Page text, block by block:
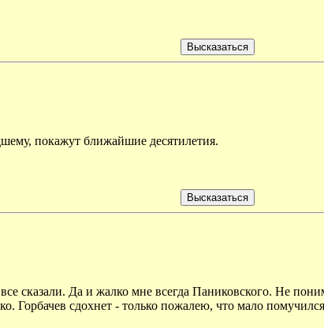
покажут ближайшие десятилетия.
сказали. Да и жалко мне всегда Паниковского. Не
Горбачев сдохнет - только пожалею, что мало